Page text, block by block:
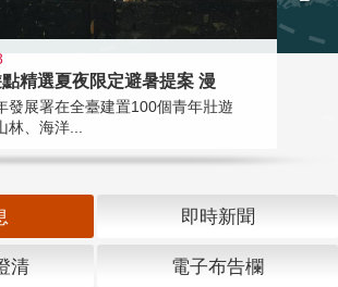
精選夏夜限定避暑提案 漫
發展署在全臺建置100個青年壯遊
林、海洋...
即時新聞
清 電子布告欄